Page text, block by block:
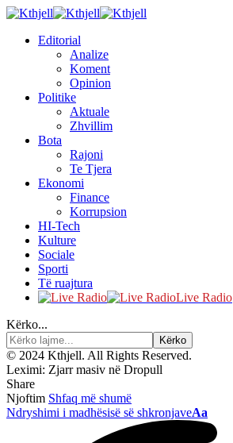
Editorial
Analize
Koment
Opinion
Politike
Aktuale
Zhvillim
Bota
Rajoni
Te Tjera
Ekonomi
Finance
Korrupsion
HI-Tech
Kulture
Sociale
Sporti
Të ruajtura
Live Radio
Kërko...
© 2024 Kthjell. All Rights Reserved.
Leximi: Zjarr masiv në Dropull
Share
Njoftim Shfaq më shumë
Ndryshimi i madhësisë së shkronjaveAa